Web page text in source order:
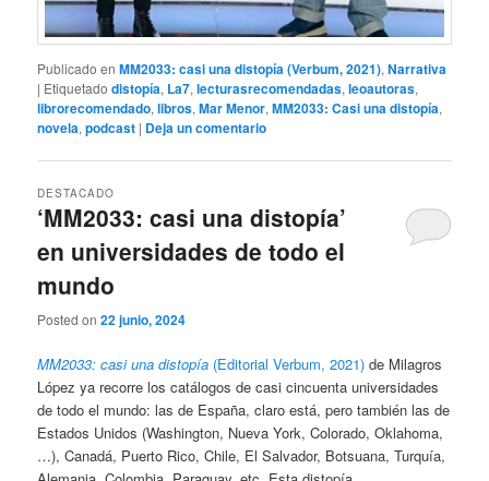
Publicado en MM2033: casi una distopía (Verbum, 2021),Narrativa
| Etiquetado distopía, La7,lecturasrecomendadas,leoautoras,
librorecomendado,libros,Mar Menor,MM2033: Casi una distopía,
novela,podcast | Deja un comentario
‘MM2033: casi una distopía’
en universidades de todo el
mundo
DESTACADO
Posted on22 junio, 2024
MM2033: casi una distopía (Editorial Verbum, 2021) de Milagros
López ya recorre los catálogos de casi cincuenta universidades
de todo el mundo: las de España, claro está, pero también las de
Estados Unidos (Washington, Nueva York, Colorado, Oklahoma,
…), Canadá, Puerto Rico, Chile, El Salvador, Botsuana, Turquía,